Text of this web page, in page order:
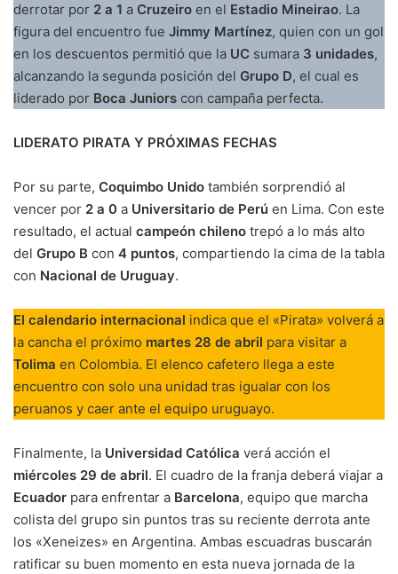
derrotar por 2 a 1 a Cruzeiro en el Estadio Mineirao. La
figura del encuentro fue Jimmy Martínez, quien con un gol
en los descuentos permitió que la UC sumara 3 unidades,
alcanzando la segunda posición del Grupo D, el cual es
liderado por Boca Juniors con campaña perfecta.
LIDERATO PIRATA Y PRÓXIMAS FECHAS
Por su parte, Coquimbo Unido también sorprendió al
vencer por 2 a 0 a Universitario de Perú en Lima. Con este
resultado, el actual campeón chileno trepó a lo más alto
del Grupo B con 4 puntos, compartiendo la cima de la tabla
con Nacional de Uruguay.
El calendario internacional indica que el «Pirata» volverá a
la cancha el próximo martes 28 de abril para visitar a
Tolima en Colombia. El elenco cafetero llega a este
encuentro con solo una unidad tras igualar con los
peruanos y caer ante el equipo uruguayo.
Finalmente, la Universidad Católica verá acción el
miércoles 29 de abril. El cuadro de la franja deberá viajar a
Ecuador para enfrentar a Barcelona, equipo que marcha
colista del grupo sin puntos tras su reciente derrota ante
los «Xeneizes» en Argentina. Ambas escuadras buscarán
ratificar su buen momento en esta nueva jornada de la